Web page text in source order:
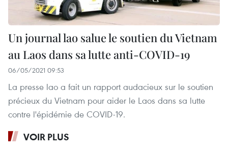
Un journal lao salue le soutien du Vietnam
au Laos dans sa lutte anti-COVID-19
06/05/2021 09:53
La presse lao a fait un rapport audacieux sur le soutien
précieux du Vietnam pour aider le Laos dans sa lutte
contre l'épidémie de COVID-19.
VOIR PLUS